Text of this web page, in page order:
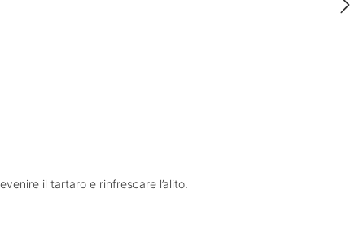
il tartaro e rinfrescare l’alito.